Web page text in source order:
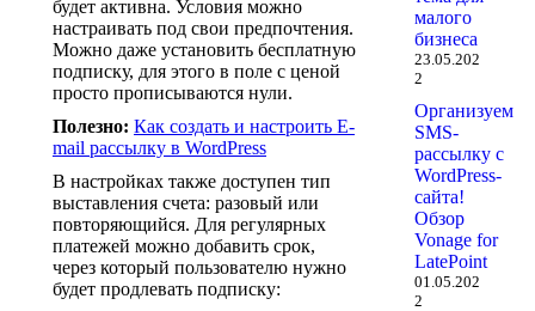
будет активна. Условия можно
настраивать под свои предпочтения.
Можно даже установить бесплатную
подписку, для этого в поле с ценой
просто прописываются нули.
Полезно: Как создать и настроить E-
mail рассылку в WordPress
В настройках также доступен тип
выставления счета: разовый или
повторяющийся. Для регулярных
платежей можно добавить срок,
через который пользователю нужно
будет продлевать подписку:
малого
бизнеса
23.05.202
2
Организуем
SMS-
рассылку с
WordPress-
сайта!
Обзор
Vonage for
LatePoint
01.05.202
2